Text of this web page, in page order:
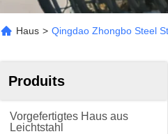
Haus > Qingdao Zhongbo Steel
Produits
Vorgefertigtes Haus aus
Leichtstahl